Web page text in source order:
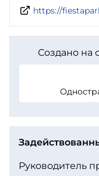
https://
Создано на
Руководитель